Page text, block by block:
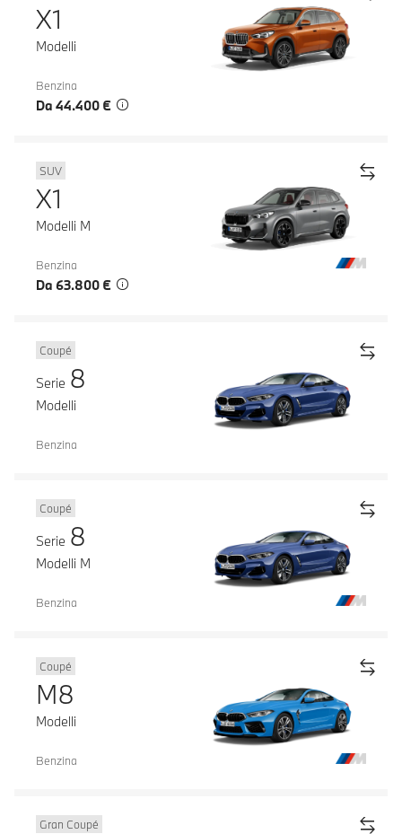
X1
Modelli
Benzina
Da 44.400 €
SUV
X1
Modelli M
Benzina
Da 63.800 €
Coupé
Serie 8
Modelli
Benzina
Coupé
Serie 8
Modelli M
Benzina
Coupé
M8
Modelli
Benzina
Gran Coupé